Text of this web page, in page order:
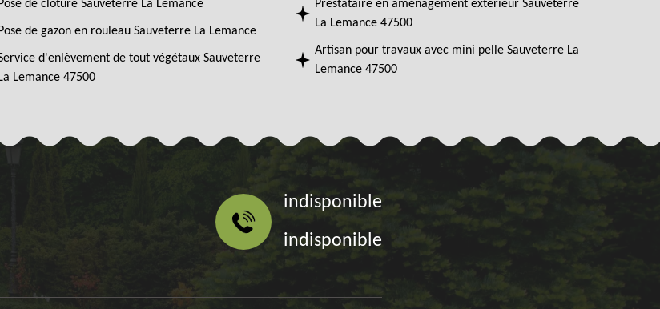
Pose de clôture Sauveterre La Lemance
Pose de gazon en rouleau Sauveterre La Lemance
d'enlèvement de tout végétaux Sauveterre
La Lemance 47500
Prestataire en aménagement extérieur Sauveterre
La Lemance 47500
Artisan pour travaux avec mini pelle Sauveterre La
Lemance 47500
indisponible
indisponible